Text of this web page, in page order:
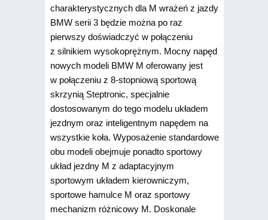
charakterystycznych dla M wrażeń z jazdy
BMW serii 3 będzie można po raz
pierwszy doświadczyć w połączeniu
z silnikiem wysokoprężnym. Mocny napęd
nowych modeli BMW M oferowany jest
w połączeniu z 8-stopniową sportową
skrzynią Steptronic, specjalnie
dostosowanym do tego modelu układem
jezdnym oraz inteligentnym napędem na
wszystkie koła. Wyposażenie standardowe
obu modeli obejmuje ponadto sportowy
układ jezdny M z adaptacyjnym
sportowym układem kierowniczym,
sportowe hamulce M oraz sportowy
mechanizm różnicowy M. Doskonale